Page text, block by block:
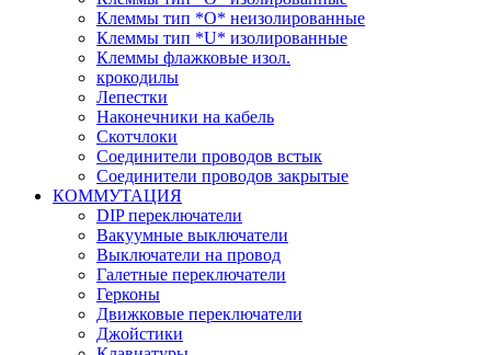
Клеммы тип *O* неизолированные
Клеммы тип *U* изолированные
Клеммы флажковые изол.
крокодилы
Лепестки
Наконечники на кабель
Скотчлоки
Соединители проводов встык
Соединители проводов закрытые
КОММУТАЦИЯ
DIP переключатели
Вакуумные выключатели
Выключатели на провод
Галетные переключатели
Герконы
Движковые переключатели
Джойстики